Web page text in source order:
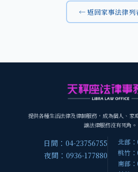
← 返回家事法律列
提供各種生活法律及律師服務，成為個人、家
讓法律服務沒有死角。
日間：04-23756755
夜間：0936-177880
北部
桃竹
南部